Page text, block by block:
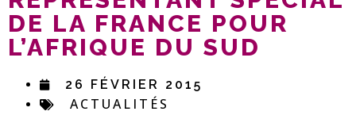
DE LA FRANCE POUR
L’AFRIQUE DU SUD
26 FÉVRIER 2015
ACTUALITÉS